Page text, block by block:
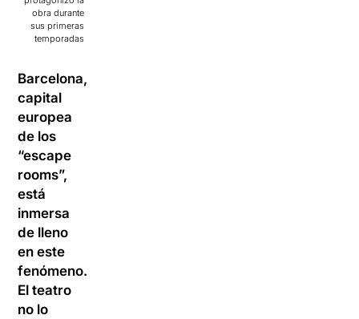
obra durante
sus primeras
temporadas
Barcelona,
capital
europea
de los
“escape
rooms”,
está
inmersa
de lleno
en este
fenómeno.
El teatro
no lo